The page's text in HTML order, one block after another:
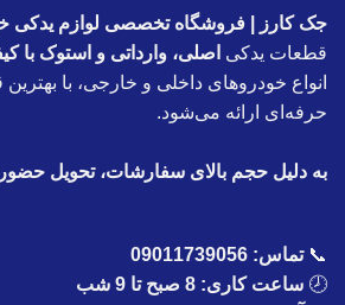
جک کارز | فروشگاه تخصصی لوازم یدکی
قطعات یدکی اصلی، وارداتی و استوک با
انواع خودروهای داخلی و خارجی، با
حرفه‌ای ارائه می‌شود.
به دلیل حجم بالای سفارشات، تحویل
📞تماس: 09011739056
🕗 ساعت کاری: 8 صبح تا 9 شب